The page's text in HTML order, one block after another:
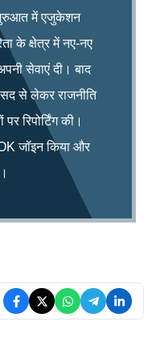
शुरुआत में एजुकेशन
के क्षेत्र में नए-नए
सेवाएं दी। बाद
से लेकर राजनीति
रिपोर्टिंग की।
जॉइन किया और